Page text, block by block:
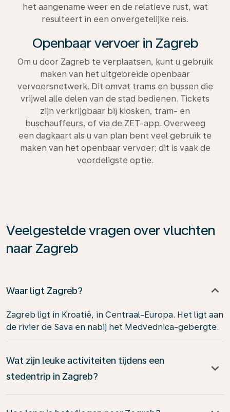
het aangename weer en de relatieve rust, wat
resulteert in een onvergetelijke reis.
Openbaar vervoer in Zagreb
Om u door Zagreb te verplaatsen, kunt u gebruik
maken van het uitgebreide openbaar
vervoersnetwerk. Dit omvat trams en bussen die
vrijwel alle delen van de stad bedienen. Tickets
zijn verkrijgbaar bij kiosken, tram- en
buschauffeurs, of via de ZET-app. Overweeg
een dagkaart als u van plan bent veel gebruik te
maken van het openbaar vervoer; dit is vaak de
voordeligste optie.
Veelgestelde vragen over vluchten
naar Zagreb
Waar ligt Zagreb?
Zagreb ligt in Kroatië, in Centraal-Europa. Het ligt aan
de rivier de Sava en nabij het Medvednica-gebergte.
Wat zijn leuke activiteiten tijdens een
stedentrip in Zagreb?